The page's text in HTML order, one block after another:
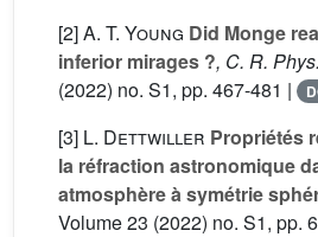
[2]A. T. Young Did Monge
inferior mirages ?, C. R. Phys.
(2022) no. S1, pp. 467-481 |
[3] L. Dettwiller Propriétés
la réfraction astronomique
atmosphère à symétrie
Volume 23 (2022) no. S1, pp.